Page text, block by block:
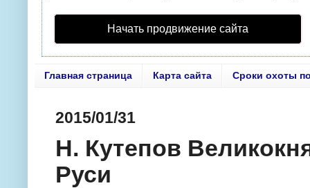
Начать продвижение сайта
Главная страница Карта сайта Сроки охоты
2015/01/31
Н. Кутепов
Руси